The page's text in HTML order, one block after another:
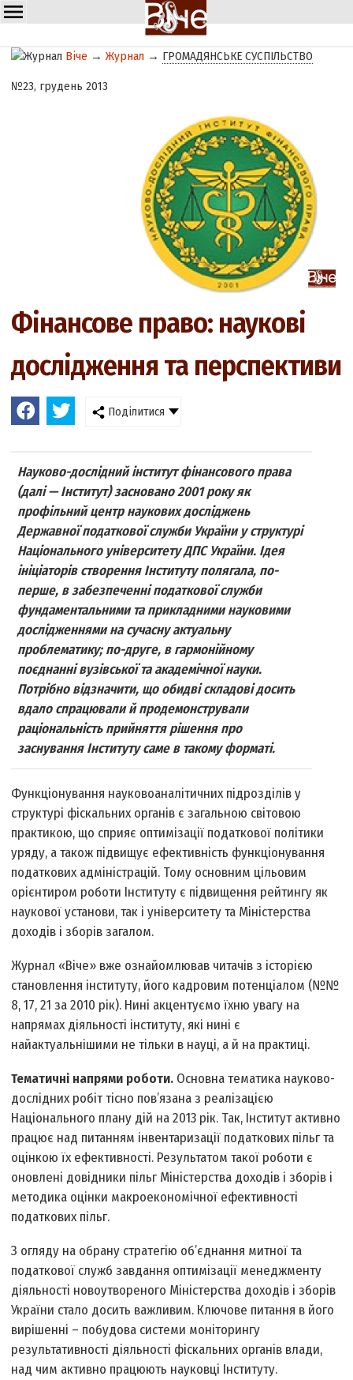
Віче →Журнал → ГРОМАДЯНСЬКЕ СУСПІЛЬСТВО
№23, грудень 2013
Фінансове право: наукові
дослідження та перспективи
Поділитися
Науково-дослідний інститут фінансового права
(далі — Інститут) засновано 2001 року як
профільний центр наукових досліджень
Державної податкової служби України у структурі
Національного університету ДПС України. Ідея
ініціаторів створення Інституту полягала, по-
перше, в забезпеченні податкової служби
фундаментальними та прикладними науковими
дослідженнями на сучасну актуальну
проблематику; по-друге, в гармонійному
поєднанні вузівської та академічної науки.
Потрібно відзначити, що обидві складові досить
вдало спрацювали й продемонстрували
раціональність прийняття рішення про
заснування Інституту саме в такому форматі.
Функціонування науково­аналітичних підрозділів у
структурі фіскальних органів є загальною світовою
практикою, що сприяє оптимізації податкової політики
уряду, а також підвищує ефективність функціонування
податкових адміністрацій. Тому основним цільовим
орієнтиром роботи Інституту є підвищення рейтингу як
наукової установи, так і університету та Міністерства
доходів і зборів загалом.
Журнал «Віче» вже ознайомлював читачів з історією
становлення інституту, його кадровим потенціалом (№№
8, 17, 21 за 2010 рік). Нині акцентуємо їхню увагу на
напрямах діяльності інституту, які нині є
найактуальнішими не тільки в науці, а й на практиці.
Тематичні напрями роботи. Основна тематика науково­
дослідних робіт тісно пов’язана з реалізацією
Національного плану дій на 2013 рік. Так, Інститут активно
працює над питанням інвентаризації податкових пільг та
оцінкою їх ефективності. Результатом такої роботи є
оновлені довідники пільг Міністерства доходів і зборів і
методика оцінки макроекономічної ефективності
податкових пільг.
З огляду на обрану стратегію об’єднання митної та
податкової служб завдання оптимізації менеджменту
діяльності новоутвореного Міністерства доходів і зборів
України стало досить важливим. Ключове питання в його
вирішенні – побудова системи моніторингу
результативності діяльності фіскальних органів влади,
над чим активно працюють науковці Інституту.